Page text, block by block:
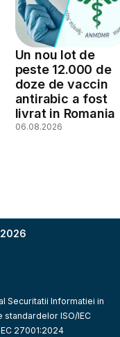
Un nou lot de
peste 12.000 de
doze de vaccin
antirabic a fost
livrat in Romania
06.08.2026
Securitatii Informatiei in
ISO/IEC
27001:2024